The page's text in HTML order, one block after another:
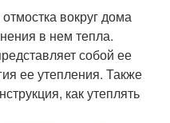
вокруг дома
в нем тепла.
собой ее
ее утепления. Также
как утеплять